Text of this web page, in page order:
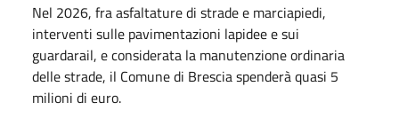
Nel 2026, fra asfaltature di strade e marciapiedi,
interventi sulle pavimentazioni lapidee e sui
guardarail, e considerata la manutenzione ordinaria
delle strade, il Comune di Brescia spenderà quasi 5
milioni di euro.